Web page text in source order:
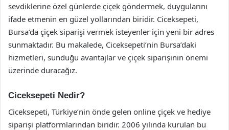
sevdiklerine özel günlerde çiçek göndermek, duygularını
ifade etmenin en güzel yollarından biridir. Ciceksepeti,
Bursa’da çiçek siparişi vermek isteyenler için yeni bir adres
sunmaktadır. Bu makalede, Ciceksepeti’nin Bursa’daki
hizmetleri, sunduğu avantajlar ve çiçek siparişinin önemi
üzerinde duracağız.
Ciceksepeti Nedir?
Ciceksepeti, Türkiye’nin önde gelen online çiçek ve hediye
siparişi platformlarından biridir. 2006 yılında kurulan bu